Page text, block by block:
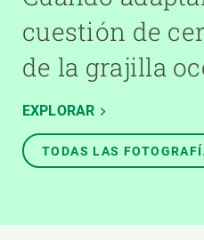
cuestión de
de la grajilla
EXPLORAR
TODAS LAS